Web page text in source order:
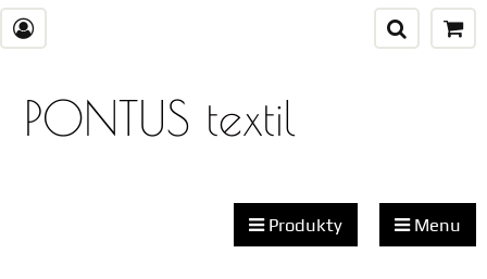
PONTUS textil
Produkty Menu